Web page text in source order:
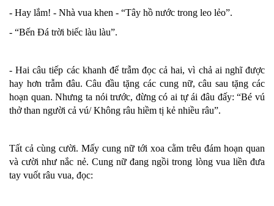
- Hay lắm! - Nhà vua khen - “Tây hồ nước trong leo lẻo”.
- “Bến Đá trời biếc làu làu”.
- Hai câu tiếp các khanh để trẫm đọc cả hai, vì chả ai nghĩ được
hay hơn trẫm đâu. Câu đầu tặng các cung nữ, câu sau tặng các
hoạn quan. Nhưng ta nói trước, đừng có ai tự ái đâu đấy: “Bé vú
thở than người cả vú/ Không râu hiềm tị kẻ nhiều râu”.
Tất cả cùng cười. Mấy cung nữ tới xoa cằm trêu đám hoạn quan
và cười như nắc nẻ. Cung nữ đang ngồi trong lòng vua liền đưa
tay vuốt râu vua, đọc: